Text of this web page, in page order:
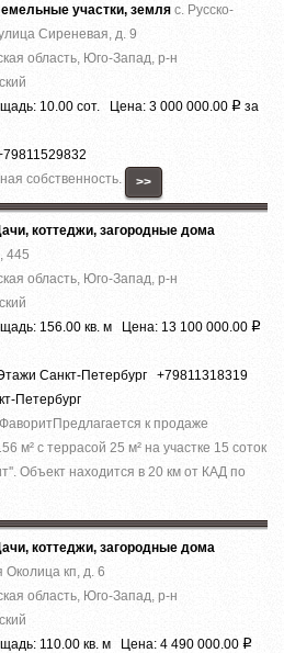
участки, земля с. Русско-
Сиреневая, д. 9
область, Юго-Запад, р-н
10.00 сот. Цена: 3 000 000.00 Р за
собственность.
>>
коттеджи, загородные дома
445
область, Юго-Запад, р-н
156.00 кв. м Цена: 13 100 000.00 Р
Санкт-Петербург +79811318319
Петербург
к продаже
м² с террасой 25 м² на участке 15 соток
Объект находится в 20 км от КАД по
коттеджи, загородные дома
Околица кп, д. 6
область, Юго-Запад, р-н
110.00 кв. м Цена: 4 490 000.00 Р